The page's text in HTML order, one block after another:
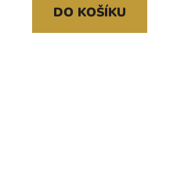
DO KOŠÍKU